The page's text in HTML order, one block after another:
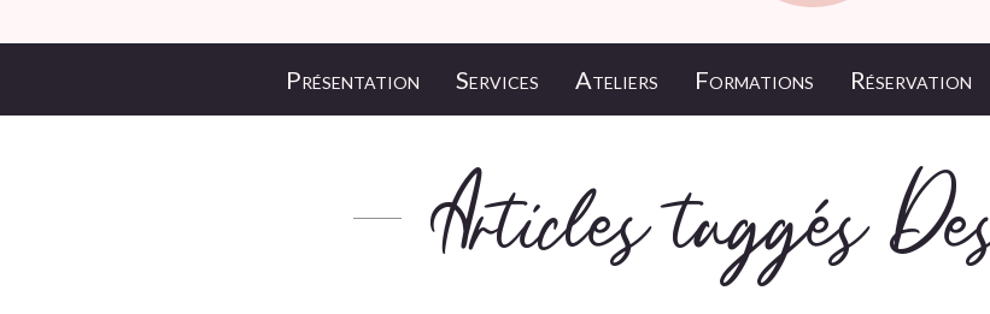
Présentation Services Ateliers Formations Réservation
Articles taggés